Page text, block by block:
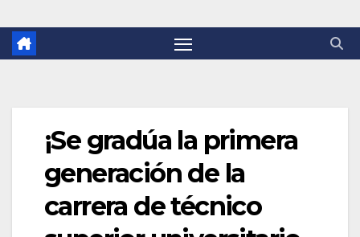
¡Se gradúa la primera
generación de la
carrera de técnico